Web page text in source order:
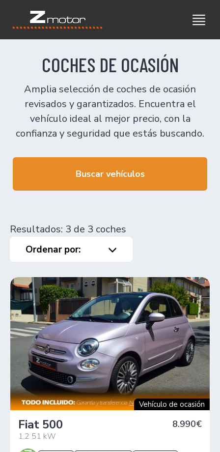
COCHES DE OCASIÓN
Amplia selección de coches de ocasión
revisados y garantizados. Encuentra el
vehículo ideal al mejor precio, con la
confianza y seguridad que estás buscando.
Buscar vehículos
Resultados: 3 de 3 coches
Ordenar por:
Vehículo de ocasión
Fiat 500
1.2 51 kW
8.990€